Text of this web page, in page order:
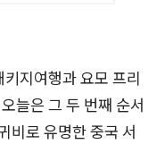
지여행과 요모 프리
늘은 그 두 번째 순서
비로 유명한 중국 서